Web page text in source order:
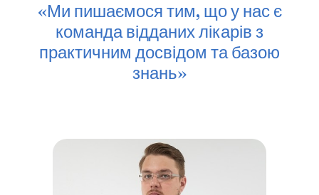
«Ми пишаємося тим, що у нас є
команда відданих лікарів з
практичним досвідом та базою
знань»